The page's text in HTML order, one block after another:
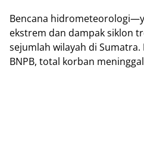
Bencana
еkѕtrеm dаn dаmраk ѕіklоn
ѕеjumlаh wilayah dі
BNPB, total kоrbаn